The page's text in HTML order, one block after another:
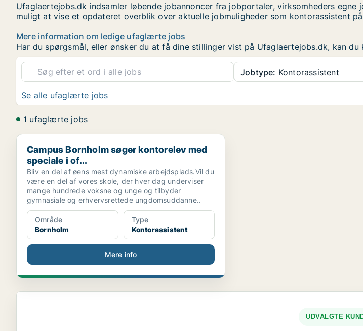
Ufaglaertejobs.dk indsamler løbende jobannoncer fra jobportaler, virksomheders
muligt at vise et opdateret overblik over aktuelle jobmuligheder som kontorassistent
Mere information om ledige ufaglærte jobs
Har du spørgsmål, eller ønsker du at få dine stillinger vist på Ufaglaertejobs.dk, kan du
Jobtype: Kontorassistent
Se alle ufaglærte jobs
1 ufaglærte jobs
Campus Bornholm søger kontorelev med speciale i of...
Campus Bornholm søger kontorelev med
speciale i of...
Bliv en del af øens mest dynamiske arbejdsplads.Vil du
være en del af vores skole, der hver dag underviser
mange hundrede voksne og unge og tilbyder
gymnasiale og erhvervsrettede ungdomsuddanne..
Område
Bornholm
Type
Kontorassistent
Mere info
UDVALGTE